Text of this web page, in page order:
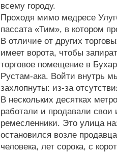
всему городу.
Проходя мимо медресе
пассата «Тим», в котором
В отличие от других
имеет ворота, чтобы
торговое помещение в
Рустам-ака. Войти внутрь
захлопнуты: из-за
В нескольких десятках
работали и продавали свои
ремесленники. Это улица
остановился возле
человека, лет сорока, с